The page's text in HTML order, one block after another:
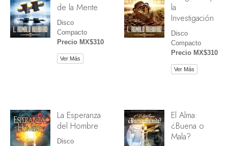
de la Mente
Disco
Compacto
Precio MX$310
Ver Más
la
Investigación
Disco
Compacto
Precio MX$310
Ver Más
La Esperanza
del Hombre
Disco
El Alma:
¿Buena o
Mala?